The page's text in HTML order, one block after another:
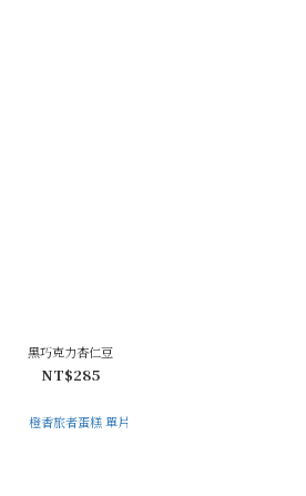
黑巧克力杏仁豆
NT$285